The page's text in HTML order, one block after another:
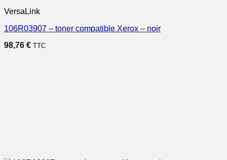
VersaLink
106R03907 – toner compatible Xerox – noir
98,76 € TTC